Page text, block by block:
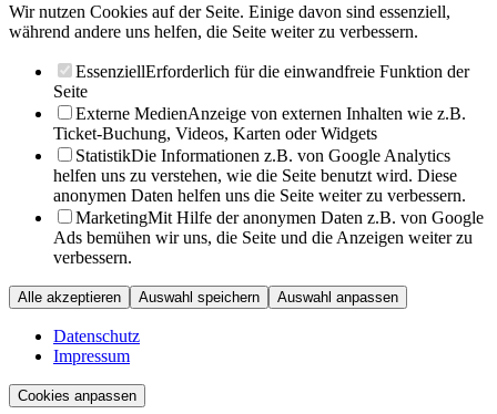
Wir nutzen Cookies auf der Seite. Einige davon sind essenziell,
während andere uns helfen, die Seite weiter zu verbessern.
EssenziellErforderlich für die einwandfreie Funktion der
Seite
Externe MedienAnzeige von externen Inhalten wie z.B.
Ticket-Buchung, Videos, Karten oder Widgets
StatistikDie Informationen z.B. von Google Analytics
helfen uns zu verstehen, wie die Seite benutzt wird. Diese
anonymen Daten helfen uns die Seite weiter zu verbessern.
MarketingMit Hilfe der anonymen Daten z.B. von Google
Ads bemühen wir uns, die Seite und die Anzeigen weiter zu
verbessern.
Alle akzeptieren Auswahl speichern Auswahl anpassen
Datenschutz
Impressum
Cookies anpassen